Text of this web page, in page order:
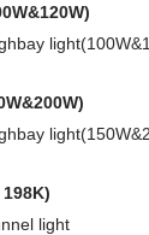
light